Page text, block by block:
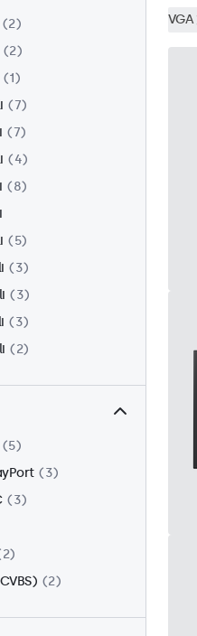
2
2
1
7
7
4
8
5
3
3
3
2
5
3
3
2
2
VGA